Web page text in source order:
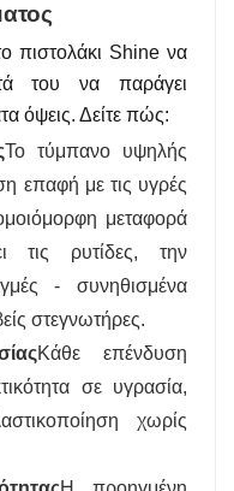
πιστολάκι Shine να
του να παράγει
όψεις. Δείτε πώς:
Το τύμπανο υψηλής
επαφή με τις υγρές
μεταφορά
τις ρυτίδες, την
- συνηθισμένα
στεγνωτήρες.
Κάθε επένδυση
σε υγρασία,
χωρίς